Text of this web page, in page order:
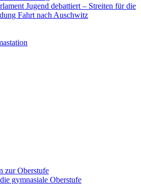
Jugend debattiert – Streiten für die
Fahrt nach Auschwitz
zur Oberstufe
gymnasiale Oberstufe